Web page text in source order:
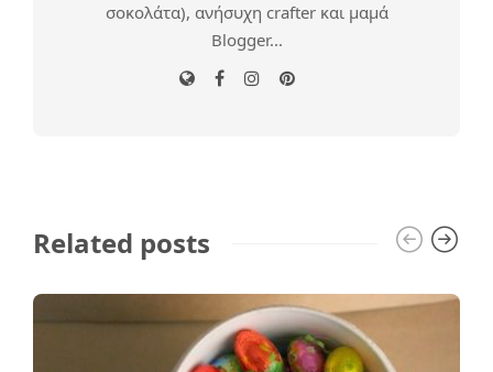
σοκολάτα), ανήσυχη crafter και μαμά
Blogger...
Related posts